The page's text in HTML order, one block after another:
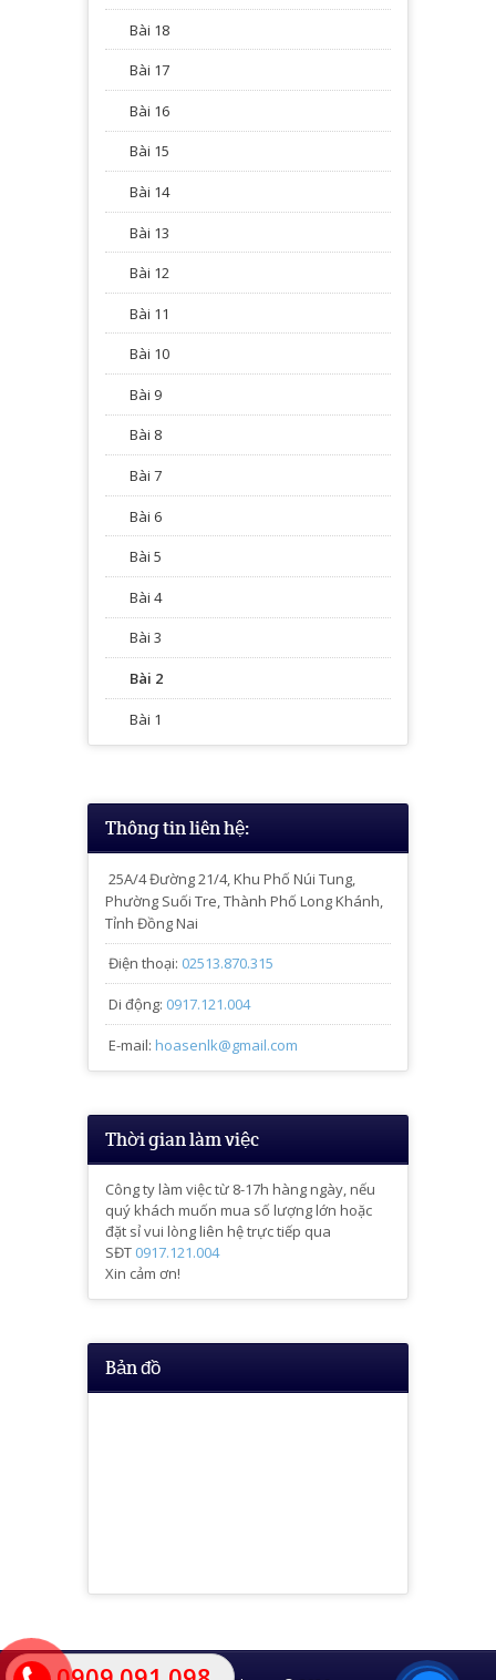
Bài 18
Bài 17
Bài 16
Bài 15
Bài 14
Bài 13
Bài 12
Bài 11
Bài 10
Bài 9
Bài 8
Bài 7
Bài 6
Bài 5
Bài 4
Bài 3
Bài 2
Bài 1
Thông tin liên hệ:
25A/4Đường 21/4, Khu Phố Núi Tung,
Phường Suối Tre, Thành Phố Long Khánh,
Tỉnh Đồng Nai
Điện thoại: 02513.870.315
Di động: 0917.121.004
E-mail: hoasenlk@gmail.com
Thời gian làm việc
Công ty làm việc từ 8-17h hàng ngày, nếu
quý khách muốn mua số lượng lớn hoặc
đặt sỉ vui lòng liên hệ trực tiếp qua
SĐT 0917.121.004
Xin cảm ơn!
Bản đồ